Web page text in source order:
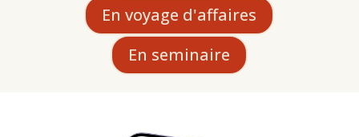
En voyage d'affaires
En seminaire